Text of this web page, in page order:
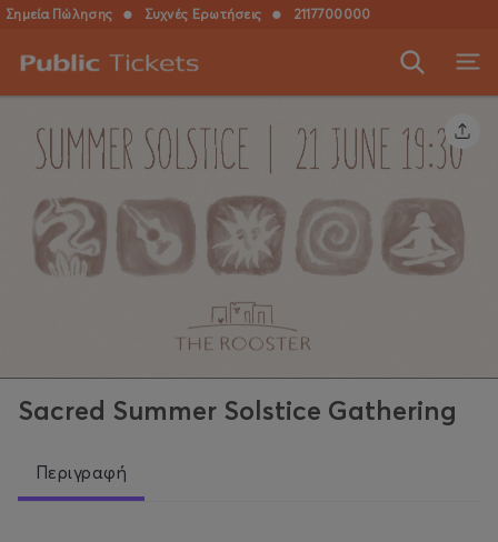
Σημεία Πώλησης ● Συχνές Ερωτήσεις ● 2117700000
Sacred Summer Solstice Gathering
Περιγραφή